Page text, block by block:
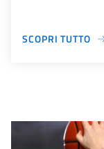
SCOPRI TUTTO